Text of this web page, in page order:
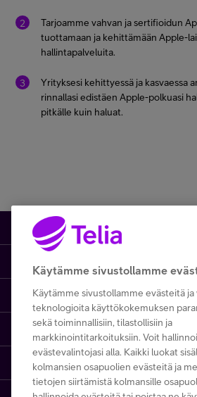
Tarjoamme vahvan ja sertifioidun
tuottamaan ja kehittämään Apple-
hallintapalveluita.
Yrityksesi kehittyessä ja kasvaessa
rinnallasi edistäen Apple-polkuasi
pitkälle kuin haluat.
Tuotteet
IT-palvelut
Yrittäjän palvelut
Julkishallinnolle
Etusivu
Yhteystiedot
Paikalliset yritysmyyjät
Opi ja inspiroidu
Kaikki sisällöt
Artikkelit
Telia
Telia
Telia Finland
Käytämme sivustollamme
Käytämme sivustollamme evästeitä ja
teknologioita käyttökokemuksen
sekä toiminnallisiin, tilastollisiin ja
markkinointitarkoituksiin. Voit
evästevalintojasi alla. Kaikki luokat
kolmansien osapuolien evästeitä ja
tietojen siirtämistä kolmansille